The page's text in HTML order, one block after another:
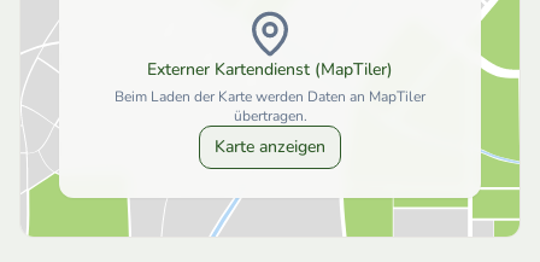
Externer Kartendienst (MapTiler)
Beim Laden der Karte werden Daten an MapTiler
übertragen.
Karte anzeigen